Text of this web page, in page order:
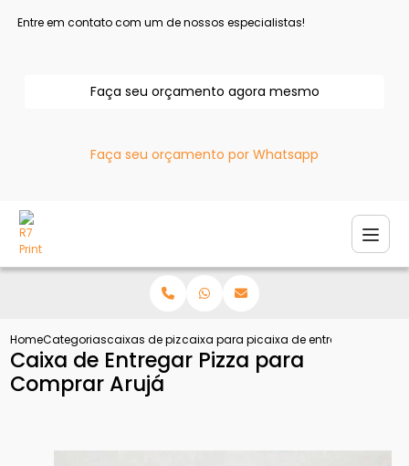
Entre em contato com um de nossos especialistas!
Faça seu orçamento agora mesmo
Faça seu orçamento por Whatsapp
HomeCategoriascaixas de pizzacaixa para pizzacaixa de entregar pizza
Caixa de Entregar Pizza para
Comprar Arujá